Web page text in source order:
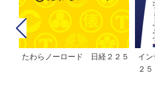
たわらノーロード 日経２２５
イン
２５